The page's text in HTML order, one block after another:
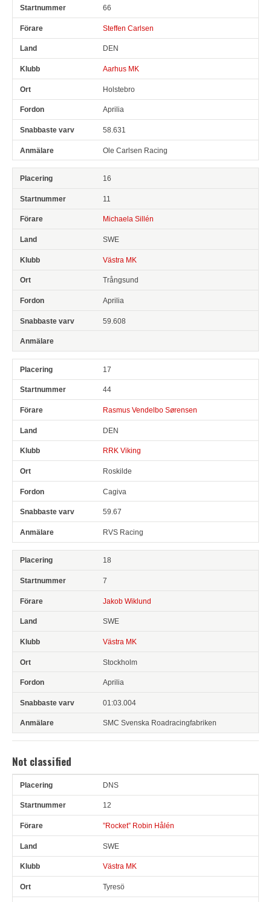
66
Steffen Carlsen
DEN
Aarhus MK
Holstebro
Aprilia
58.631
Ole Carlsen Racing
16
11
Michaela Sillén
SWE
Västra MK
Trångsund
Aprilia
59.608
17
44
Rasmus Vendelbo Sørensen
DEN
RRK Viking
Roskilde
Cagiva
59.67
RVS Racing
18
7
Jakob Wiklund
SWE
Västra MK
Stockholm
Aprilia
01:03.004
SMC Svenska Roadracingfabriken
Not classified
Pl Snr Land
DNS
12
”Rocket” Robin Hålén
SWE
Västra MK
Tyresö